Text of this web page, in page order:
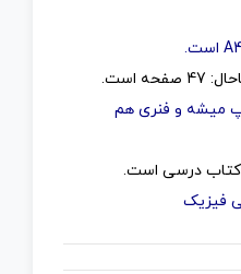
است.
میشه و فنری هم
کتاب درسی است.
فیزیک